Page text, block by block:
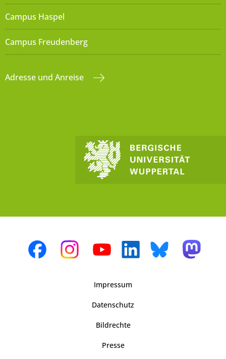
Campus Haspel
Campus Freudenberg
Adresse und Anreise
Impressum
Datenschutz
Bildrechte
Presse